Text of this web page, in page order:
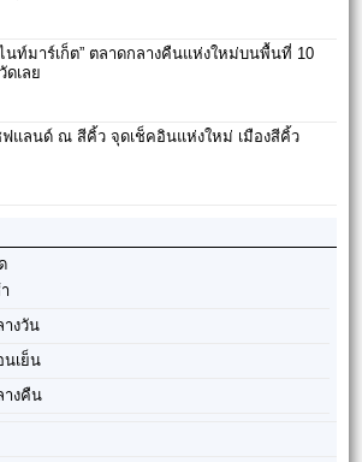
ไนท์มาร์เก็ต” ตลาดกลางคืนแห่งใหม่บนพื้นที่ 10
ดเลย
ฟแลนด์ ณ สีคิ้ว จุดเช็คอินแห่งใหม่ เมืองสีคิ้ว
งวัน
นเย็น
างคืน